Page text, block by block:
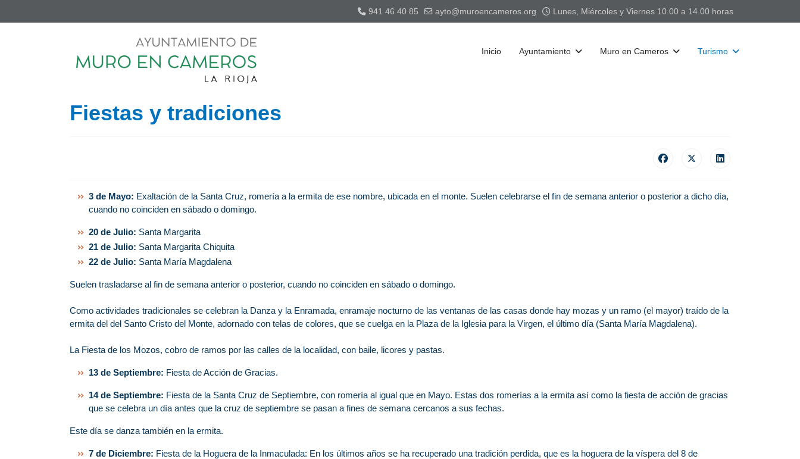
941 46 40 85 ayto@muroencameros.org Lunes, Miércoles y Viernes 10.00 a 14.00 horas
Inicio Ayuntamiento Muro en Cameros Turismo
Fiestas y tradiciones
3 de Mayo: Exaltación de la Santa Cruz, romería a la ermita de ese nombre, ubicada en el monte. Suelen celebrarse el fin de semana anterior o posterior a dicho día,
cuando no coinciden en sábado o domingo.
20 de Julio: Santa Margarita
21 de Julio: Santa Margarita Chiquita
22 de Julio: Santa María Magdalena
Suelen trasladarse al fin de semana anterior o posterior, cuando no coinciden en sábado o domingo.
Como actividades tradicionales se celebran la Danza y la Enramada, enramaje nocturno de las ventanas de las casas donde hay mozas y un ramo (el mayor) traído de la
ermita del del Santo Cristo del Monte, adornado con telas de colores, que se cuelga en la Plaza de la Iglesia para la Virgen, el último día (Santa María Magdalena).
La Fiesta de los Mozos, cobro de ramos por las calles de la localidad, con baile, licores y pastas.
13 de Septiembre: Fiesta de Acción de Gracias.
14 de Septiembre: Fiesta de la Santa Cruz de Septiembre, con romería al igual que en Mayo. Estas dos romerías a la ermita así como la fiesta de acción de gracias
que se celebra un día antes que la cruz de septiembre se pasan a fines de semana cercanos a sus fechas.
Este día se danza también en la ermita.
7 de Diciembre: Fiesta de la Hoguera de la Inmaculada: En los últimos años se ha recuperado una tradición perdida, que es la hoguera de la víspera del 8 de